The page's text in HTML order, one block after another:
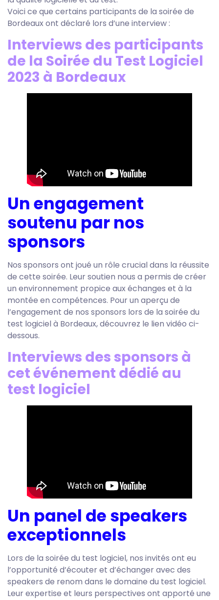
Voici ce que certains participants de la soirée de
Bordeaux ont déclaré lors d’une interview :
Interviews des participants
de la Soirée du Test Logiciel
2023 à Bordeaux
Un engagement
soutenu par nos
sponsors
Nos sponsors ont joué un rôle crucial dans la réussite
de cette soirée. Leur soutien nous a permis de créer
un environnement propice aux échanges et à la
montée en compétences. Pour un aperçu de
l’engagement de nos sponsors lors de la soirée du
test logiciel à Bordeaux, découvrez le lien vidéo ci-
dessous.
Interviews des sponsors à
cet événement dédié au
test logiciel
Un panel de speakers
exceptionnels
Lors de la soirée du test logiciel, nos invités ont eu
l’opportunité d’écouter et d’échanger avec des
speakers de renom dans le domaine du test logiciel.
Leur expertise et leurs perspectives ont apporté une